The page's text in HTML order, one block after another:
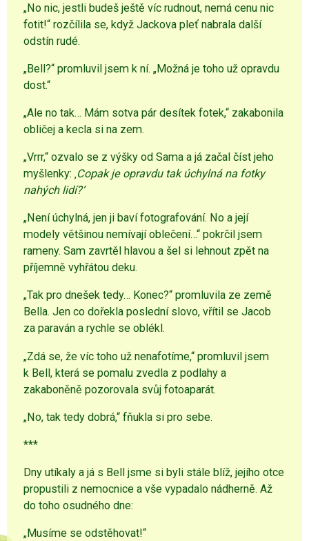
„No nic, jestli budeš ještě víc rudnout, nemá cenu nic
fotit!“ rozčílila se, když Jackova pleť nabrala další
odstín rudé.
„Bell?“ promluvil jsem k ní. „Možná je toho už opravdu
dost.“
„Ale no tak… Mám sotva pár desítek fotek,“ zakabonila
obličej a kecla si na zem.
„Vrrr,“ ozvalo se z výšky od Sama a já začal číst jeho
myšlenky: ‚Copak je opravdu tak úchylná na fotky
nahých lidí?‘
„Není úchylná, jen ji baví fotografování. No a její
modely většinou nemívají oblečení…“ pokrčil jsem
rameny. Sam zavrtěl hlavou a šel si lehnout zpět na
příjemně vyhřátou deku.
„Tak pro dnešek tedy… Konec?“ promluvila ze země
Bella. Jen co dořekla poslední slovo, vřítil se Jacob
za paraván a rychle se oblékl.
„Zdá se, že víc toho už nenafotíme,“ promluvil jsem
k Bell, která se pomalu zvedla z podlahy a
zakaboněně pozorovala svůj fotoaparát.
„No, tak tedy dobrá,“ fňukla si pro sebe.
***
Dny utíkaly a já s Bell jsme si byli stále blíž, jejího otce
propustili z nemocnice a vše vypadalo nádherně. Až
do toho osudného dne:
„Musíme se odstěhovat!“